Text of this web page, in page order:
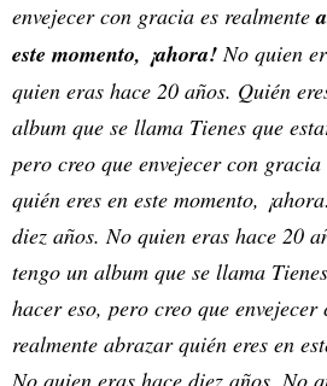
envejecer con gracia es realmente
este momento, ¡ahora!No quien
quien eras hace 20 años. Quién
album que se llama Tienes que
pero creo que envejecer con
quién eres en este momento,
diez años. No quien eras hace 20
tengo un album que se llama
hacer eso, pero creo que
realmente abrazar quién eres en